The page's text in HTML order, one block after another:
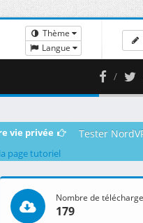
Thème
Langue
vie privée Tester
page tutoriel
Nombre de
179